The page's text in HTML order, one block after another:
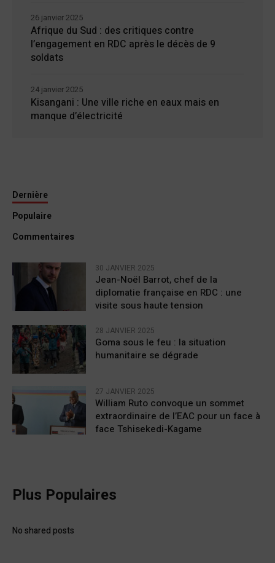
Afrique du Sud : des critiques contre
l’engagement en RDC après le décès de 9
soldats
26 janvier 2025
Kisangani : Une ville riche en eaux mais en
manque d’électricité
24 janvier 2025
Dernière
Populaire
Commentaires
30 JANVIER 2025
Jean-Noël Barrot, chef de la
diplomatie française en RDC : une
visite sous haute tension
28 JANVIER 2025
Goma sous le feu : la situation
humanitaire se dégrade
27 JANVIER 2025
William Ruto convoque un sommet
extraordinaire de l’EAC pour un face à
face Tshisekedi-Kagame
Plus Populaires
No shared posts